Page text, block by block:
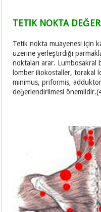
TETİK NOKTA
Tetik nokta muayenesi için
üzerine yerleştirdiği
noktaları arar.
lomber iliokostaller, torakal
minimus, priformis,
değerlendirilmesi